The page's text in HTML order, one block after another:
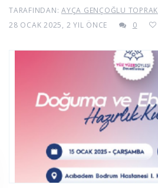
TARAFINDAN: AYÇA GENÇOĞLU TOPRAK
28 OCAK 2025, 2 YIL ÖNCE
0